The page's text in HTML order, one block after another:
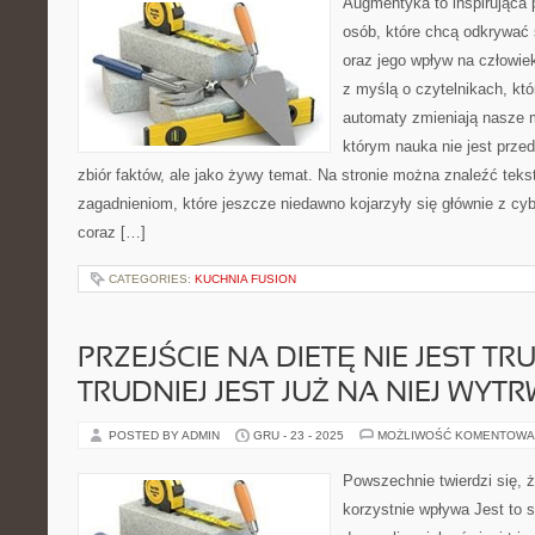
osób, które chcą odkrywać
oraz jego wpływ na
z myślą o czytelnikach,
automaty zmieniają nasze
którym nauka nie jest
zbiór faktów, ale jako żywy temat. Na stronie można znaleźć
zagadnieniom, które jeszcze niedawno kojarzyły się głównie z
coraz […]
CATEGORIES: KUCHNIA FUSION
PRZEJŚCIE NA DIETĘ NIE JEST
TRUDNIEJ JEST JUŻ NA NIEJ
POSTED BY ADMIN GRU - 23 - 2025 MOŻLIWOŚĆ
Powszechnie twierdzi się,
korzystnie wpływa Jest to